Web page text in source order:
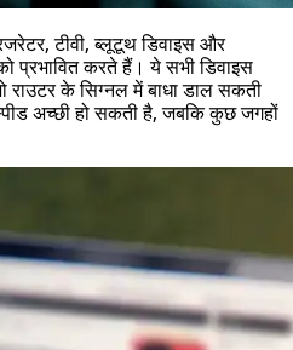
टीवी, ब्लूटूथ डिवाइस और
प्रभावित करते हैं। ये सभी डिवाइस
राउटर के सिग्नल में बाधा डाल सकती
अच्छी हो सकती है, जबकि कुछ जगहों